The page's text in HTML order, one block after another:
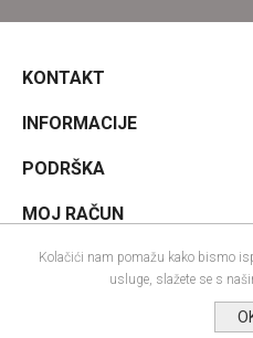
KONTAKT
INFORMACIJE
PODRŠKA
MOJ RAČUN
Powered by
Kolačići nam pomažu kako bismo
usluge, slažete se s